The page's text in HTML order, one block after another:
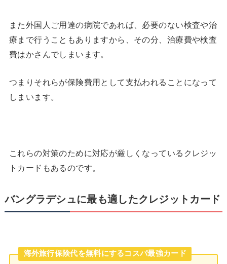
また外国人ご用達の病院であれば、必要のない検査や治
療まで行うこともありますから、その分、治療費や検査
費はかさんでしまいます。
つまりそれらが保険費用として支払われることになって
しまいます。
これらの対策のために対応が厳しくなっているクレジッ
トカードもあるのです。
バングラデシュに最も適したクレジットカード
海外旅行保険代を無料にするコスパ最強カード